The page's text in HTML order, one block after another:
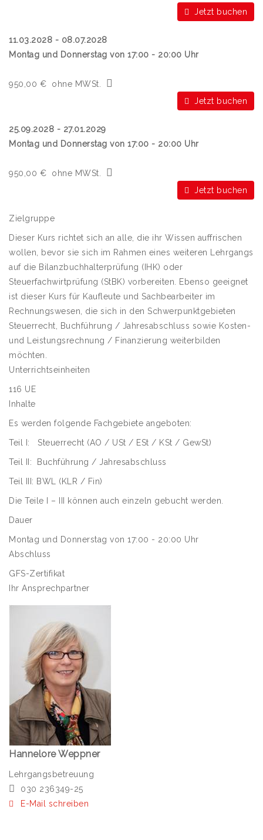
Jetzt buchen
11.03.2028 - 08.07.2028
Montag und Donnerstag von 17:00 - 20:00 Uhr
950,00 €
ohne MWSt.
Jetzt buchen
25.09.2028 - 27.01.2029
Montag und Donnerstag von 17:00 - 20:00 Uhr
950,00 €
ohne MWSt.
Jetzt buchen
Zielgruppe
Dieser Kurs richtet sich an alle, die ihr Wissen auffrischen
wollen, bevor sie sich im Rahmen eines weiteren Lehrgangs
auf die Bilanzbuchhalterprüfung (IHK) oder
Steuerfachwirtprüfung (StBK) vorbereiten. Ebenso geeignet
ist dieser Kurs für Kaufleute und Sachbearbeiter im
Rechnungswesen, die sich in den Schwerpunktgebieten
Steuerrecht, Buchführung / Jahresabschluss sowie Kosten-
und Leistungsrechnung / Finanzierung weiterbilden
möchten.
Unterrichtseinheiten
116 UE
Inhalte
Es werden folgende Fachgebiete angeboten:
Teil I: Steuerrecht (AO / USt / ESt / KSt / GewSt)
Teil II: Buchführung / Jahresabschluss
Teil III: BWL (KLR / Fin)
Die Teile I – III können auch einzeln gebucht werden.
Dauer
Montag und Donnerstag von 17:00 - 20:00 Uhr
Abschluss
GFS-Zertifikat
Ihr Ansprechpartner
Hannelore Weppner
Lehrgangsbetreuung
030 236349-25
E-Mail schreiben